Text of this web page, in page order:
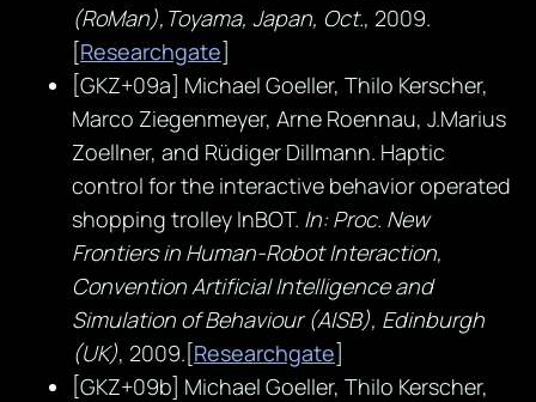
(RoMan),Toyama, Japan, Oct., 2009.
[Researchgate]
[GKZ+09a] Michael Goeller, Thilo Kerscher,
Marco Ziegenmeyer, Arne Roennau, J.Marius
Zoellner, and Rüdiger Dillmann. Haptic
control for the interactive behavior operated
shopping trolley InBOT. In: Proc. New
Frontiers in Human-Robot Interaction,
Convention Artificial Intelligence and
Simulation of Behaviour (AISB), Edinburgh
(UK), 2009.[Researchgate]
[GKZ+09b] Michael Goeller, Thilo Kerscher,